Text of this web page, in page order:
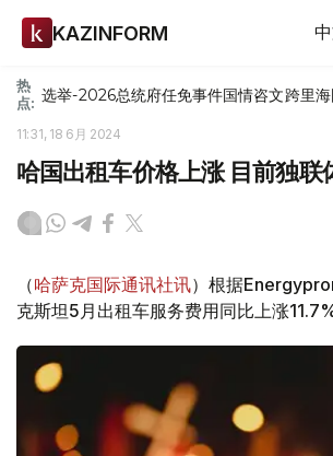
KAZINFORM
热
点: 选举-2026总统府任免事件国情咨文跨里
11:31, 18 6月 2024
哈国出租车价格上涨 目前独联
（哈萨克国际通讯社讯）根据
克斯坦5月出租车服务费用同比上涨11.7%